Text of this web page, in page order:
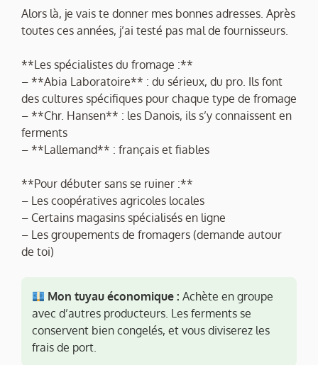
Alors là, je vais te donner mes bonnes adresses. Après
toutes ces années, j’ai testé pas mal de fournisseurs.
**Les spécialistes du fromage :**
– **Abia Laboratoire** : du sérieux, du pro. Ils font
des cultures spécifiques pour chaque type de fromage
– **Chr. Hansen** : les Danois, ils s’y connaissent en
ferments
– **Lallemand** : français et fiables
**Pour débuter sans se ruiner :**
– Les coopératives agricoles locales
– Certains magasins spécialisés en ligne
– Les groupements de fromagers (demande autour
de toi)
Mon tuyau économique : Achète en groupe
avec d’autres producteurs. Les ferments se
conservent bien congelés, et vous diviserez les
frais de port.